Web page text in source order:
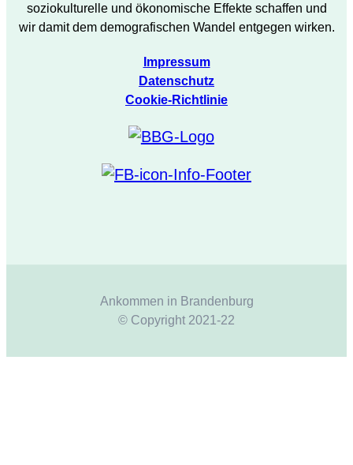
soziokulturelle und ökonomische Effekte schaffen und
wir damit dem demografischen Wandel entgegen wirken.
Impressum
Datenschutz
Cookie-Richtlinie
Ankommen in Brandenburg
© Copyright 2021-22